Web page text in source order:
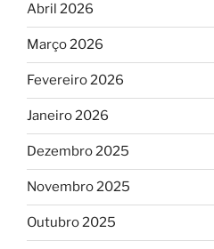
Abril 2026
Março 2026
Fevereiro 2026
Janeiro 2026
Dezembro 2025
Novembro 2025
Outubro 2025